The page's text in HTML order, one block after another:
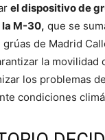
el dispositivo de
M-30, que se
de Madrid
la movilidad
los problemas
condiciones